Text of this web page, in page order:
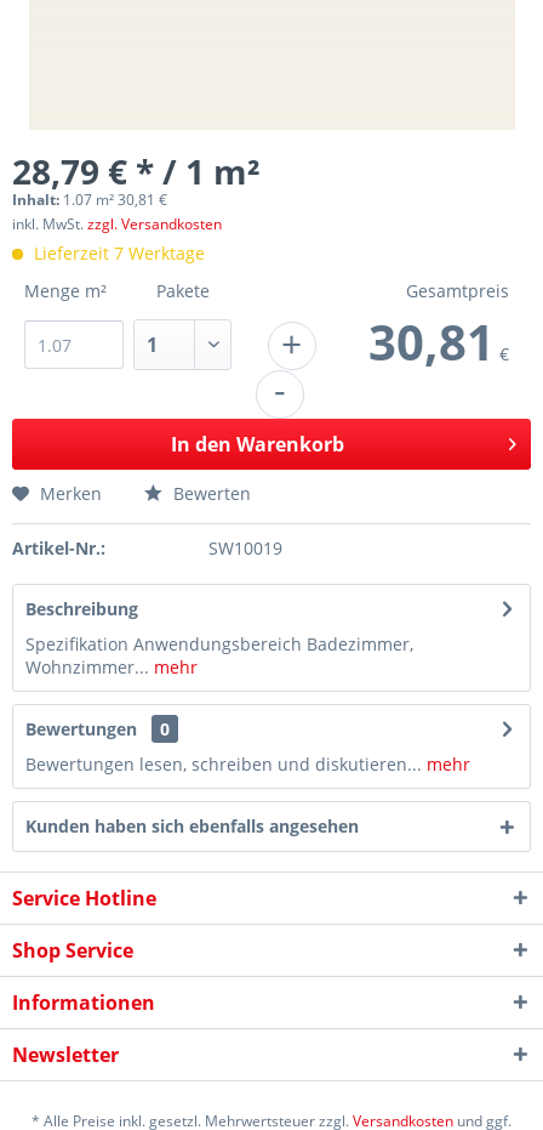
28,79 € * / 1 m²
Inhalt: 1.07 m² 30,81 €
inkl. MwSt.zzgl. Versandkosten
Lieferzeit 7 Werktage
Menge m²
Pakete
+
-
Gesamtpreis
30,81 €
In den Warenkorb
Merken Bewerten
Artikel-Nr.: SW10019
Beschreibung
Spezifikation Anwendungsbereich Badezimmer,
Wohnzimmer... mehr
Bewertungen
0
Bewertungen lesen, schreiben und diskutieren... mehr
Kunden haben sich ebenfalls angesehen
Service Hotline
Shop Service
Informationen
Newsletter
* Alle Preise inkl. gesetzl. Mehrwertsteuer zzgl.Versandkosten und ggf.